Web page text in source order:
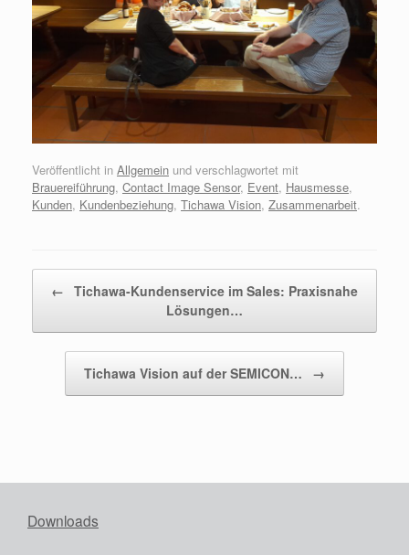
Veröffentlicht in Allgemein und verschlagwortet mit
Brauereiführung, Contact Image Sensor, Event, Hausmesse,
Kunden, Kundenbeziehung, Tichawa Vision, Zusammenarbeit.
← Tichawa-Kundenservice im Sales: Praxisnahe
Lösungen…
Tichawa Vision auf der SEMICON… →
Downloads